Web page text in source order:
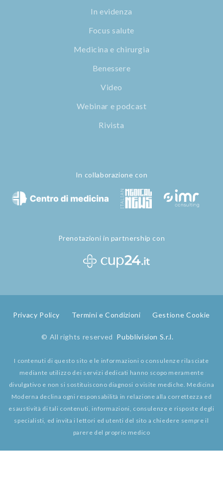
In evidenza
Focus salute
Medicina e chirurgia
Benessere
Video
Webinar e podcast
Rivista
In collaborazione con
Prenotazioni in partnership con
Privacy Policy Termini e Condizioni Gestione Cookie
© All rights reserved Pubblivision S.r.l.
I contenuti di questo sito e le informazioni o consulenze rilasciate
mediante utilizzo dei servizi dedicati hanno scopo meramente
divulgativo e non si sostituiscono diagnosi o visite mediche. Medicina
Moderna declina ogni responsabilità in relazione alla correttezza ed
esaustività di tali contenuti, informazioni, consulenze e risposte degli
specialisti, ed invita i lettori ed utenti del sito a chiedere sempre il
parere del proprio medico